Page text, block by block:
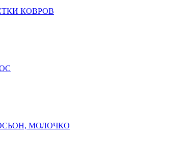
КОВРОВ
МОЛОЧКО